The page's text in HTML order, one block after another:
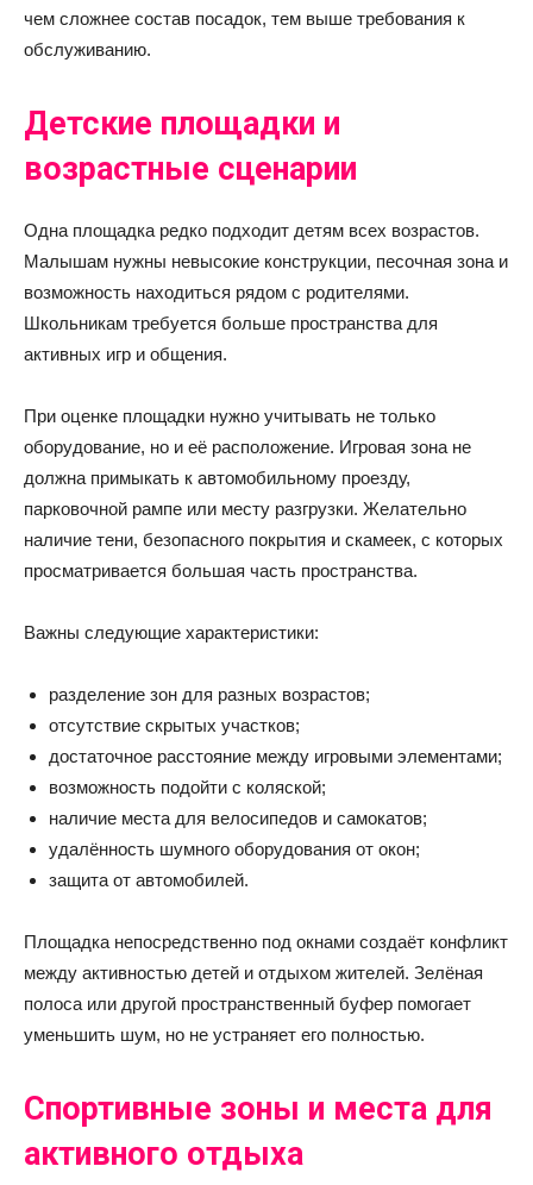
чем сложнее состав посадок, тем выше требования к
обслуживанию.
Детские площадки и
возрастные сценарии
Одна площадка редко подходит детям всех возрастов.
Малышам нужны невысокие конструкции, песочная зона и
возможность находиться рядом с родителями.
Школьникам требуется больше пространства для
активных игр и общения.
При оценке площадки нужно учитывать не только
оборудование, но и её расположение. Игровая зона не
должна примыкать к автомобильному проезду,
парковочной рампе или месту разгрузки. Желательно
наличие тени, безопасного покрытия и скамеек, с которых
просматривается большая часть пространства.
Важны следующие характеристики:
разделение зон для разных возрастов;
отсутствие скрытых участков;
достаточное расстояние между игровыми элементами;
возможность подойти с коляской;
наличие места для велосипедов и самокатов;
удалённость шумного оборудования от окон;
защита от автомобилей.
Площадка непосредственно под окнами создаёт конфликт
между активностью детей и отдыхом жителей. Зелёная
полоса или другой пространственный буфер помогает
уменьшить шум, но не устраняет его полностью.
Спортивные зоны и места для
активного отдыха